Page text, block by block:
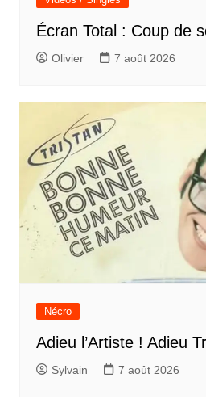
Écran Total : Coup de
Olivier 7 août 2026
Nécro
Adieu l’Artiste ! Adieu
Sylvain 7 août 2026